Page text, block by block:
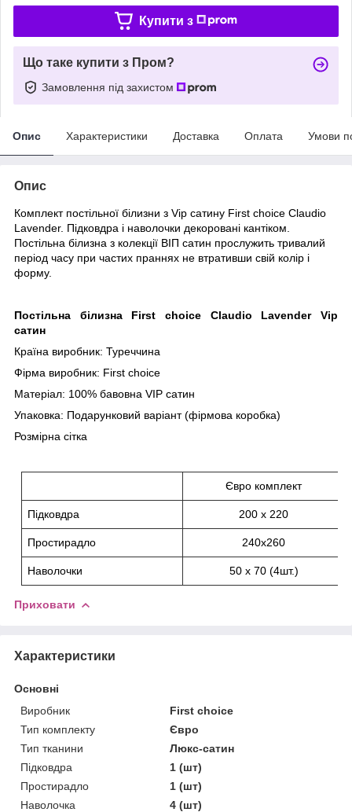
Купити з
Що таке купити з Пром?
Замовлення під захистом
Опис Характеристики Доставка Оплата Умови
Опис
Комплект постільної білизни з Vip сатину First choice Claudio
Lavender. Підковдра і наволочки декоровані кантіком.
Постільна білизна з колекції ВІП сатин прослужить тривалий
період часу при частих праннях не втративши свій колір і
форму.
Постільна білизна First choice Claudio Lavender Vip
сатин
Країна виробник: Туреччина
Фірма виробник: First choice
Матеріал: 100% бавовна VIP сатин
Упаковка: Подарунковий варіант (фірмова коробка)
Розмірна сітка
Євро комплект
Підковдра 200 х 220
Простирадло 240х260
Наволочки 50 х 70 (4шт.)
Приховати
Характеристики
Основні
Виробник
First choice
Тип комплекту
Євро
Тип тканини
Люкс-сатин
Підковдра
1 (шт)
Простирадло
1 (шт)
Наволочка
4 (шт)